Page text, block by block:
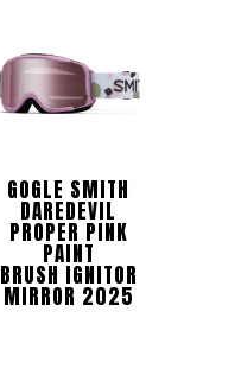
GOGLE SMITH
DAREDEVIL
PROPER PINK
PAINT
BRUSH IGNITOR
MIRROR 2025